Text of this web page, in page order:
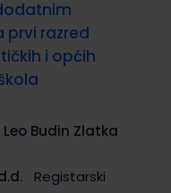
prvi razred
i općih
Budin Zlatka
Registarski